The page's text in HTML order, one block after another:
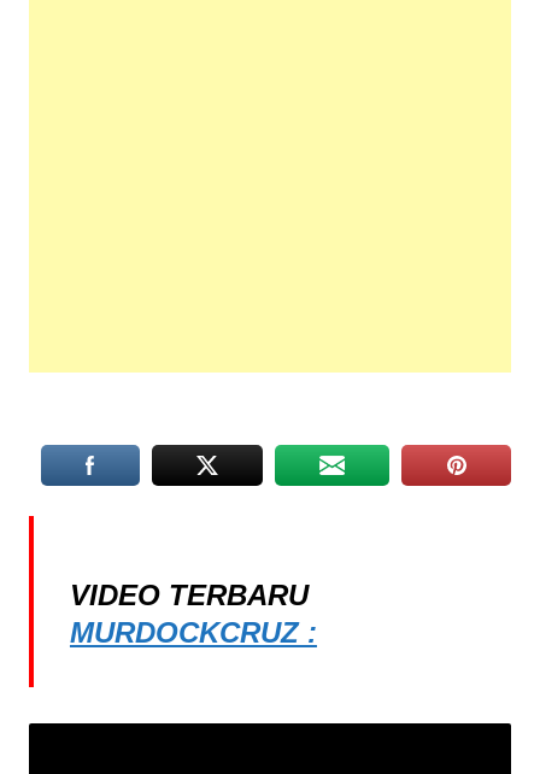
VIDEO TERBARU
MURDOCKCRUZ :